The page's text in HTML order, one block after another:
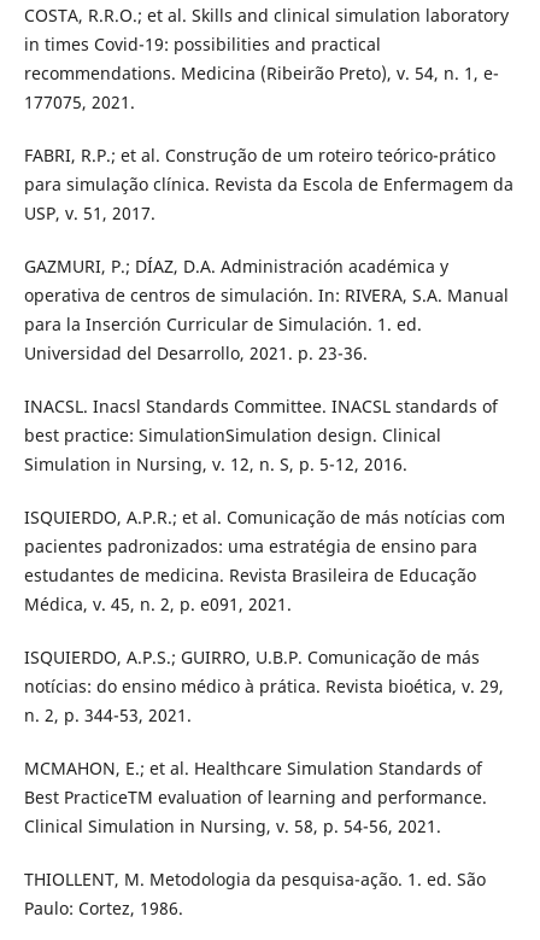
COSTA, R.R.O.; et al. Skills and clinical simulation laboratory
in times Covid-19: possibilities and practical
recommendations. Medicina (Ribeirão Preto), v. 54, n. 1, e-
177075, 2021.
FABRI, R.P.; et al. Construção de um roteiro teórico-prático
para simulação clínica. Revista da Escola de Enfermagem da
USP, v. 51, 2017.
GAZMURI, P.; DÍAZ, D.A. Administración académica y
operativa de centros de simulación. In: RIVERA, S.A. Manual
para la Inserción Curricular de Simulación. 1. ed.
Universidad del Desarrollo, 2021. p. 23-36.
INACSL. Inacsl Standards Committee. INACSL standards of
best practice: SimulationSimulation design. Clinical
Simulation in Nursing, v. 12, n. S, p. 5-12, 2016.
ISQUIERDO, A.P.R.; et al. Comunicação de más notícias com
pacientes padronizados: uma estratégia de ensino para
estudantes de medicina. Revista Brasileira de Educação
Médica, v. 45, n. 2, p. e091, 2021.
ISQUIERDO, A.P.S.; GUIRRO, U.B.P. Comunicação de más
notícias: do ensino médico à prática. Revista bioética, v. 29,
n. 2, p. 344-53, 2021.
MCMAHON, E.; et al. Healthcare Simulation Standards of
Best PracticeTM evaluation of learning and performance.
Clinical Simulation in Nursing, v. 58, p. 54-56, 2021.
THIOLLENT, M. Metodologia da pesquisa-ação. 1. ed. São
Paulo: Cortez, 1986.